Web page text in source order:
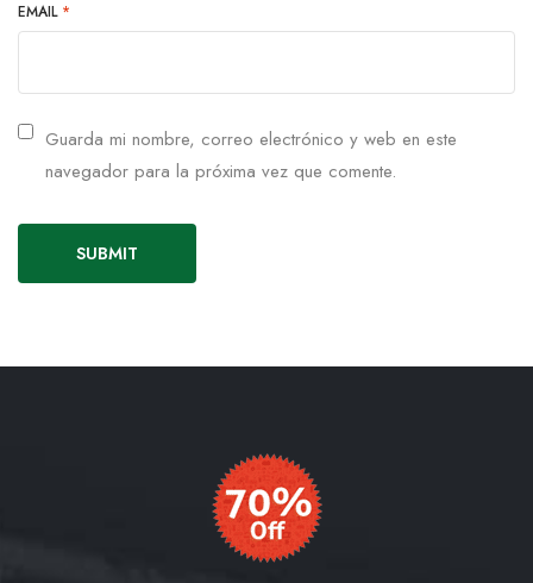
EMAIL *
Guarda mi nombre, correo electrónico y web en este
navegador para la próxima vez que comente.